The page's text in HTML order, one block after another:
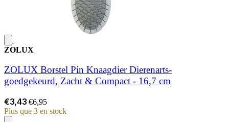
ZOLUX
ZOLUX Borstel Pin Knaagdier Dierenarts-
goedgekeurd, Zacht & Compact - 16,7 cm
€3,43 €6,95
Plus que 3 en stock